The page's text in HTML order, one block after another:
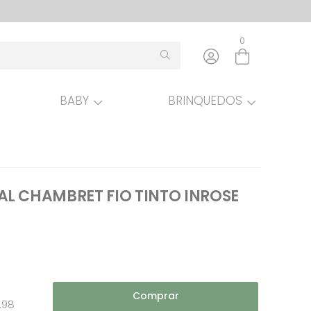
0
BABY BRINQUEDOS
CHAMBRET FIO TINTO INROSE
Comprar